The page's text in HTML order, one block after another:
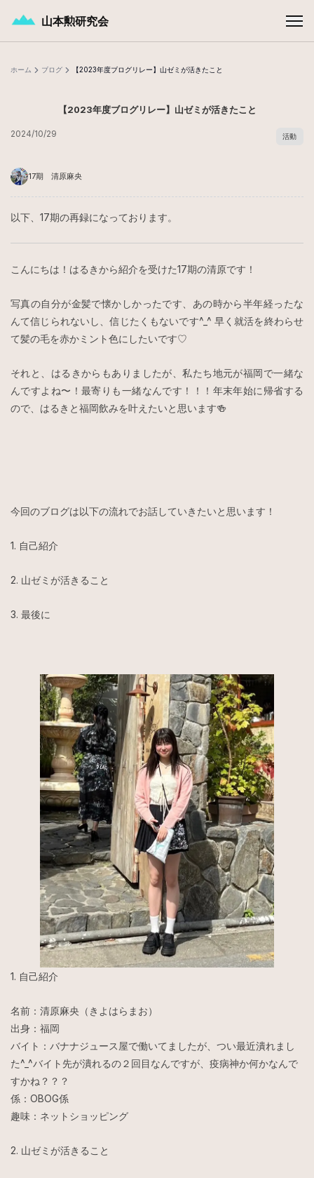
山本勲研究会
ホーム ブログ 【2023年度ブログリレー】山ゼミが活きたこと
【2023年度ブログリレー】山ゼミが活きたこと
2024/10/29 活動
17期 清原麻央
以下、17期の再録になっております。
こんにちは！はるきから紹介を受けた17期の清原です！
写真の自分が金髪で懐かしかったです、あの時から半年経ったな
んて信じられないし、信じたくもないです^_^ 早く就活を終わらせ
て髪の毛を赤かミント色にしたいです♡
それと、はるきからもありましたが、私たち地元が福岡で一緒な
んですよね〜！最寄りも一緒なんです！！！年末年始に帰省する
ので、はるきと福岡飲みを叶えたいと思います🍻
今回のブログは以下の流れでお話していきたいと思います！
1. 自己紹介
2. 山ゼミが活きること
3. 最後に
1. 自己紹介
名前：清原麻央（きよはらまお）
出身：福岡
バイト：バナナジュース屋で働いてましたが、つい最近潰れまし
た^_^バイト先が潰れるの２回目なんですが、疫病神か何かなんで
すかね？？？
係：OBOG係
趣味：ネットショッピング
2. 山ゼミが活きること